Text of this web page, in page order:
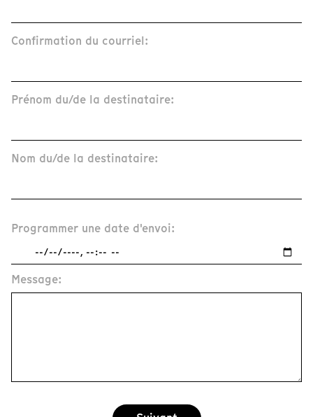
Confirmation du courriel:
Prénom du/de la destinataire:
Nom du/de la destinataire:
Programmer une date d'envoi:
Message: